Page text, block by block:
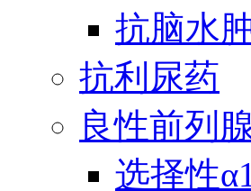
抗脑水
抗利尿药
良性前列
选择性